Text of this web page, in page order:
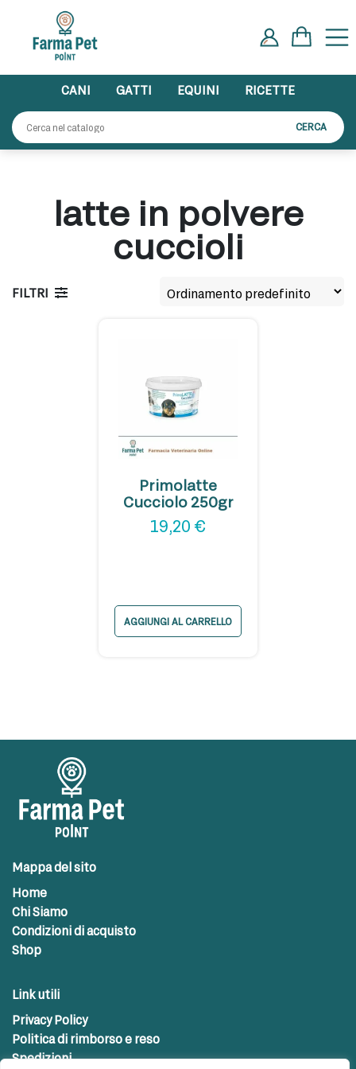
content
CANI GATTI EQUINI
RICETTE
CERCA
latte in polvere
cuccioli
FILTRI
Primolatte
Cucciolo 250gr
19,20 €
AGGIUNGI AL CARRELLO
Mappa del sito
Home
Chi Siamo
Condizioni di acquisto
Shop
Link utili
Privacy Policy
Politica di rimborso e reso
Spedizioni